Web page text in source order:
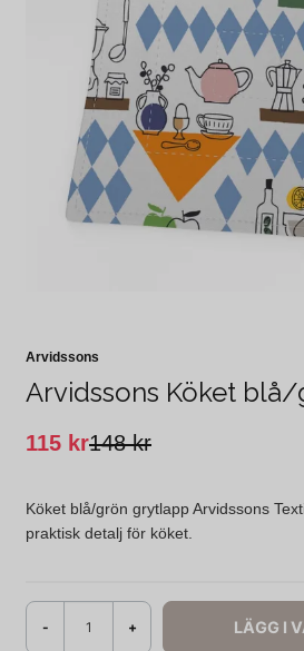
Arvidssons
Arvidssons Köket
148 kr
115 kr
Köket blå/grön grytlapp Arvidssons
praktisk detalj för köket.
- + LÄGG I